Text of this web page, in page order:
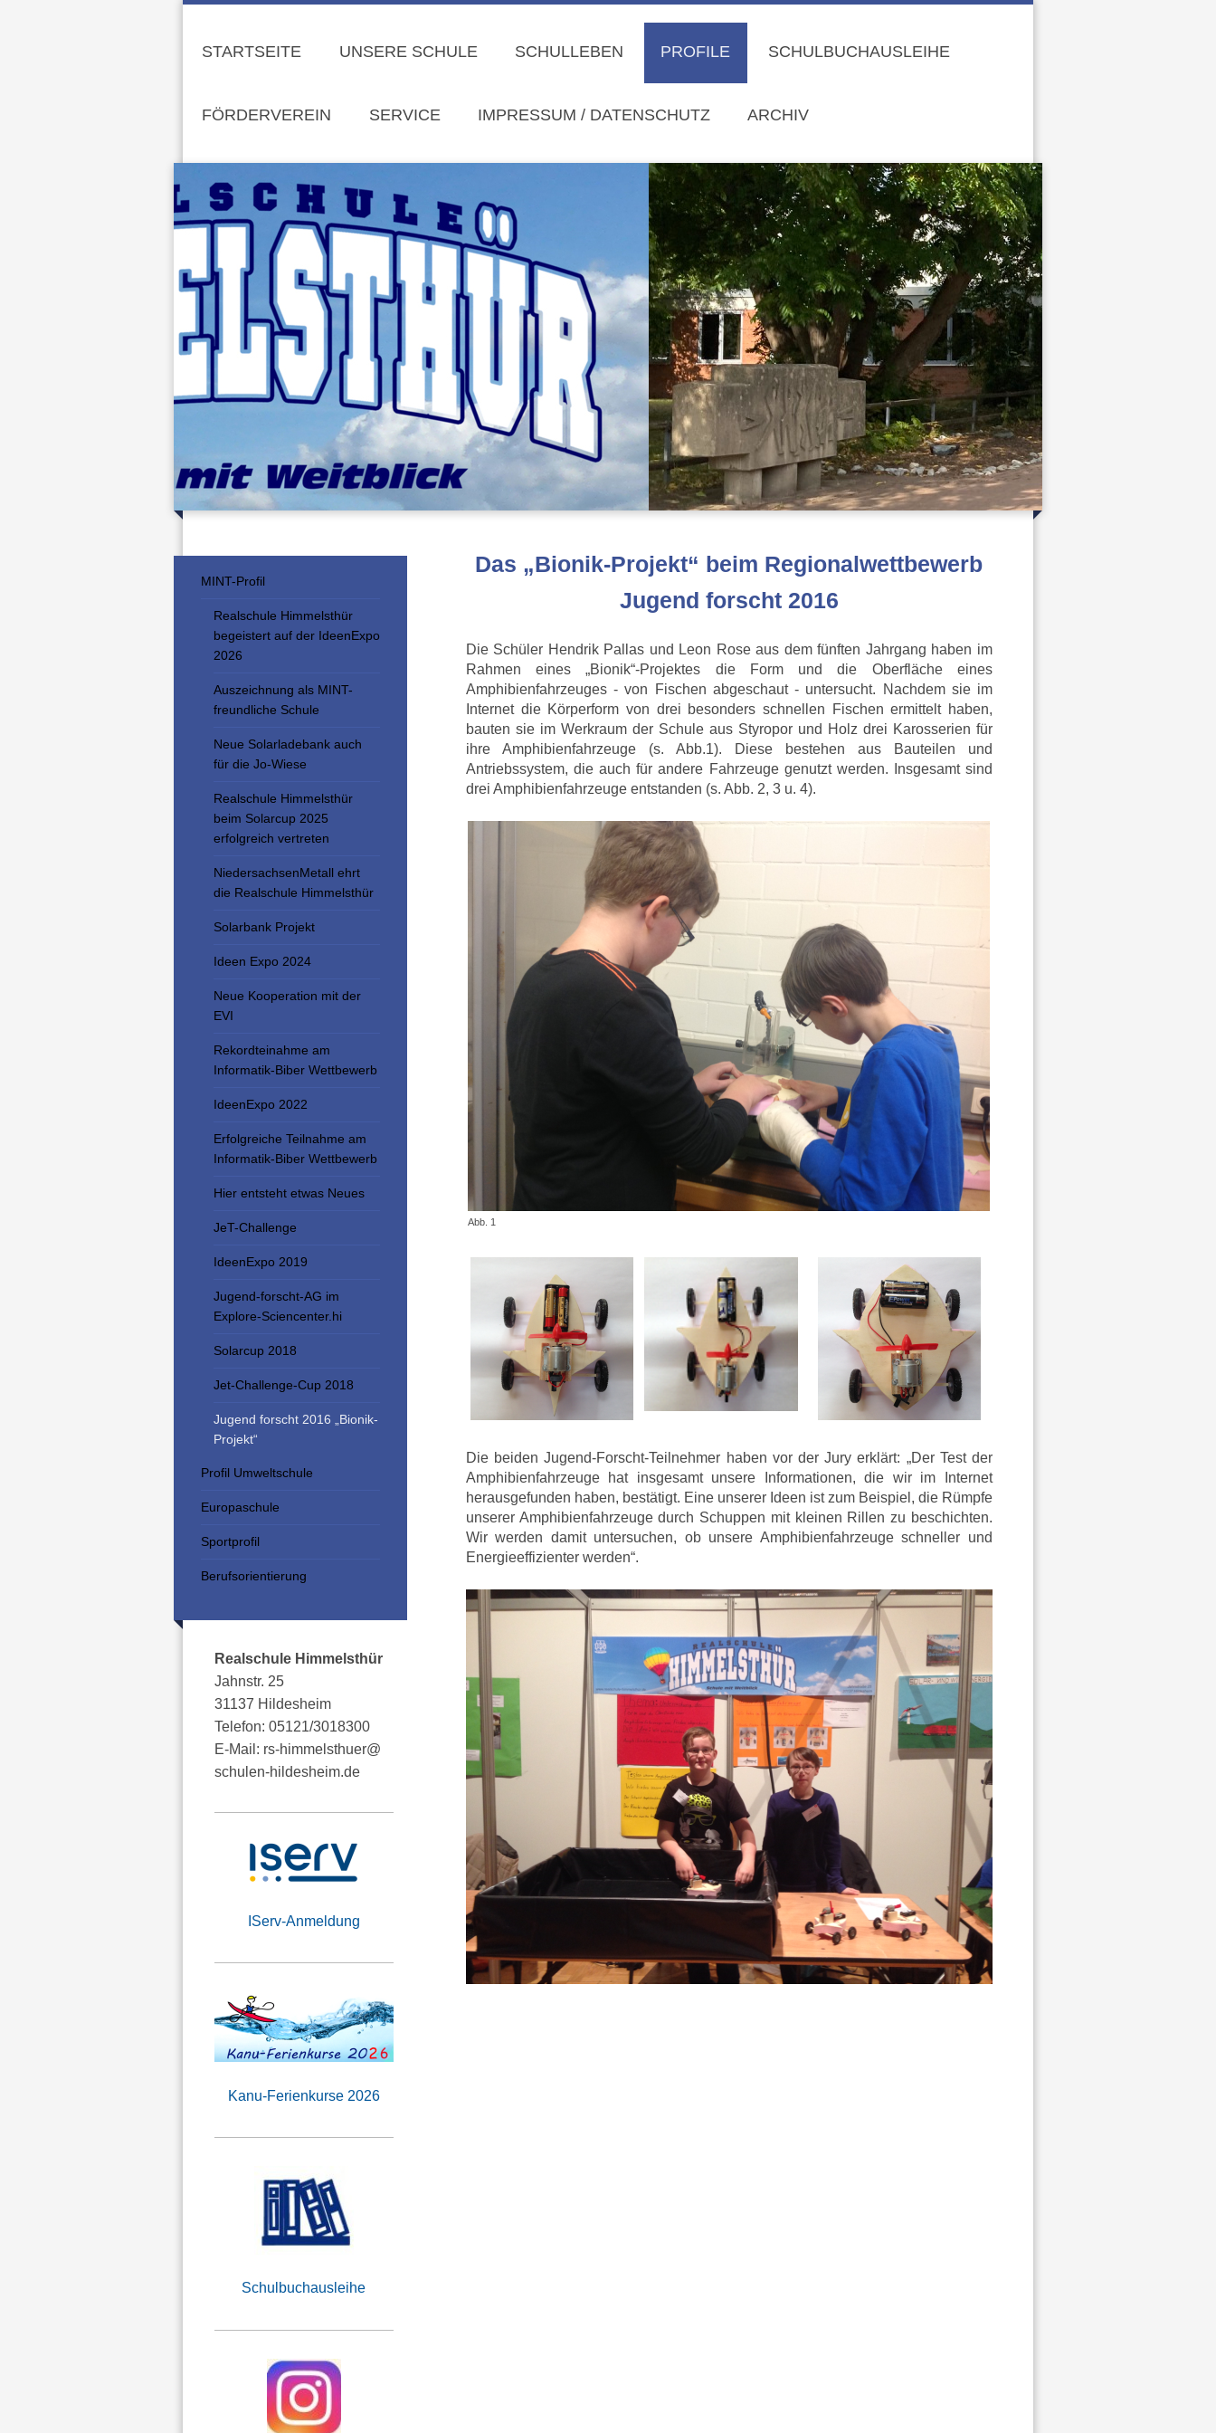
STARTSEITE UNSERE SCHULE SCHULLEBEN PROFILE SCHULBUCHAUSLEIHE
FÖRDERVEREIN SERVICE IMPRESSUM / DATENSCHUTZ ARCHIV
Das „Bionik-Projekt“ beim Regionalwettbewerb
Jugend forscht 2016
Die Schüler Hendrik Pallas und Leon Rose aus dem fünften Jahrgang haben im
Rahmen eines „Bionik“-Projektes die Form und die Oberfläche eines
Amphibienfahrzeuges - von Fischen abgeschaut - untersucht. Nachdem sie im
Internet die Körperform von drei besonders schnellen Fischen ermittelt haben,
bauten sie im Werkraum der Schule aus Styropor und Holz drei Karosserien für
ihre Amphibienfahrzeuge (s. Abb.1). Diese bestehen aus Bauteilen und
Antriebssystem, die auch für andere Fahrzeuge genutzt werden. Insgesamt sind
drei Amphibienfahrzeuge entstanden (s. Abb. 2, 3 u. 4).
Abb. 1
Die beiden Jugend-Forscht-Teilnehmer haben vor der Jury erklärt: „Der Test der
Amphibienfahrzeuge hat insgesamt unsere Informationen, die wir im Internet
herausgefunden haben, bestätigt. Eine unserer Ideen ist zum Beispiel, die Rümpfe
unserer Amphibienfahrzeuge durch Schuppen mit kleinen Rillen zu beschichten.
Wir werden damit untersuchen, ob unsere Amphibienfahrzeuge schneller und
Energieeffizienter werden“.
MINT-Profil
Realschule Himmelsthür
begeistert auf der IdeenExpo
2026
Auszeichnung als MINT-
freundliche Schule
Neue Solarladebank auch
für die Jo-Wiese
Realschule Himmelsthür
beim Solarcup 2025
erfolgreich vertreten
NiedersachsenMetall ehrt
die Realschule Himmelsthür
Solarbank Projekt
Ideen Expo 2024
Neue Kooperation mit der
EVI
Rekordteinahme am
Informatik-Biber Wettbewerb
IdeenExpo 2022
Erfolgreiche Teilnahme am
Informatik-Biber Wettbewerb
Hier entsteht etwas Neues
JeT-Challenge
IdeenExpo 2019
Jugend-forscht-AG im
Explore-Sciencenter.hi
Solarcup 2018
Jet-Challenge-Cup 2018
Jugend forscht 2016 „Bionik-
Projekt“
Profil Umweltschule
Europaschule
Sportprofil
Berufsorientierung
Realschule Himmelsthür
Jahnstr. 25
31137 Hildesheim
Telefon: 05121/3018300
E-Mail: rs-himmelsthuer@
schulen-hildesheim.de
IServ-Anmeldung
Kanu-Ferienkurse 2026
Schulbuchausleihe